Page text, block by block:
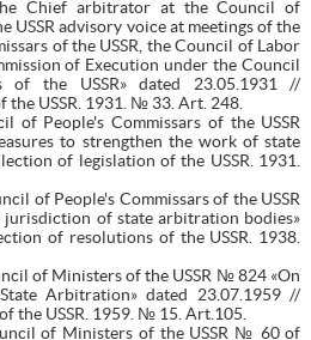
Chief arbitrator at the Council of
USSR advisory voice at meetings of the
of the USSR, the Council of Labor
of Execution under the Council
of the USSR» dated 23.05.1931 //
USSR. 1931. № 33. Art. 248.
of People's Commissars of the USSR
to strengthen the work of state
of legislation of the USSR. 1931.
of People's Commissars of the USSR
of state arbitration bodies»
of resolutions of the USSR. 1938.
of Ministers of the USSR № 824 «On
Arbitration» dated 23.07.1959 //
the USSR. 1959. № 15. Art.105.
of Ministers of the USSR № 60 of